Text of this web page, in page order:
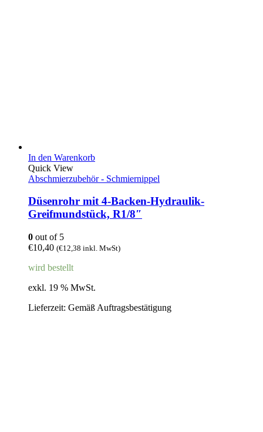
In den Warenkorb
Quick View
Abschmierzubehör - Schmiernippel
Düsenrohr mit 4-Backen-Hydraulik-
Greifmundstück, R1/8″
0 out of 5
€10,40 (€12,38 inkl. MwSt)
wird bestellt
exkl. 19 % MwSt.
Lieferzeit: Gemäß Auftragsbestätigung